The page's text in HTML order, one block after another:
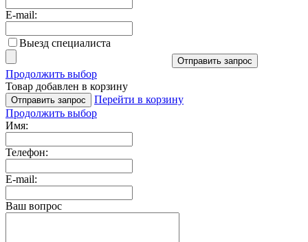
E-mail:
Выезд специалиста
Отправить запрос
Продолжить выбор
Товар добавлен в корзину
Отправить запрос
Перейти в корзину
Продолжить выбор
Имя:
Телефон:
E-mail:
Ваш вопрос